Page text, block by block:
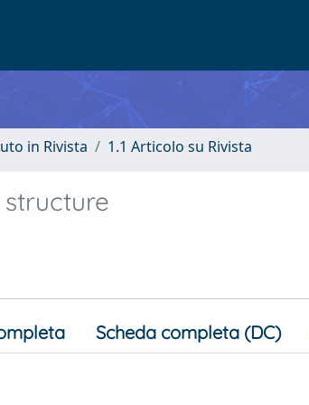
in Rivista 1.1 Articolo su Rivista
Scheda completa (DC)